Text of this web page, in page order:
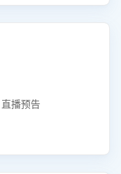
直播预告